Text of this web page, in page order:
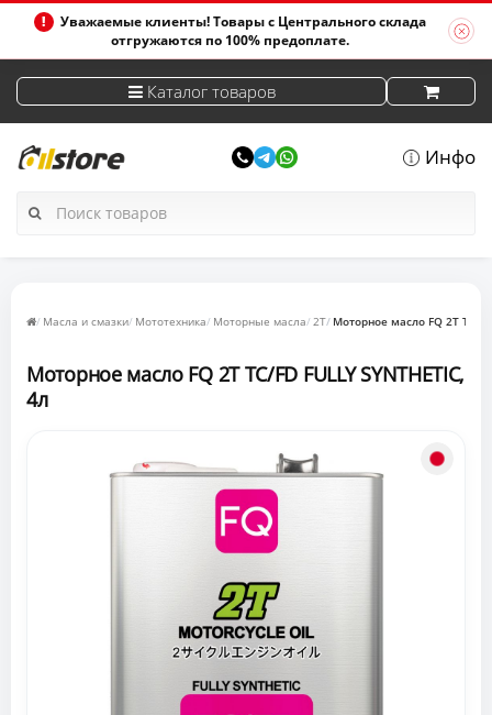
Уважаемые клиенты! Товары с Центрального склада
отгружаются по 100% предоплате.
Каталог товаров
Инфо
Масла и смазки Мототехника Моторные масла 2T Моторное масло FQ 2T TC/
Моторное масло FQ 2T TC/FD FULLY SYNTHETIC,
4л